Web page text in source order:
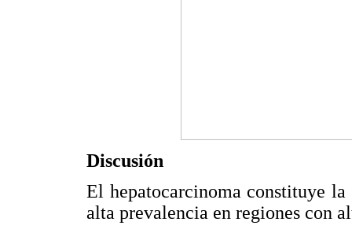
Discusión
El hepatocarcinoma constituye
alta prevalencia en regiones con